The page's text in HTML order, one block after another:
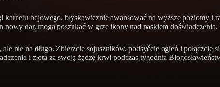
bojowego, błyskawicznie awansować na wyższe poziomy i
dar, mogą poszukać w grze ikony nad paskiem
nie na długo. Zbierzcie sojuszników, podsyćcie ogień i połączcie
i złota za swoją żądzę krwi podczas tygodnia